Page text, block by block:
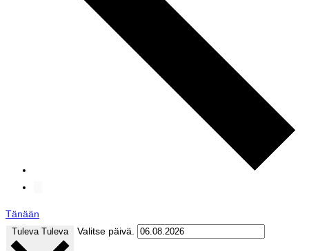
Tänään
Tuleva Tuleva Valitse päivä.